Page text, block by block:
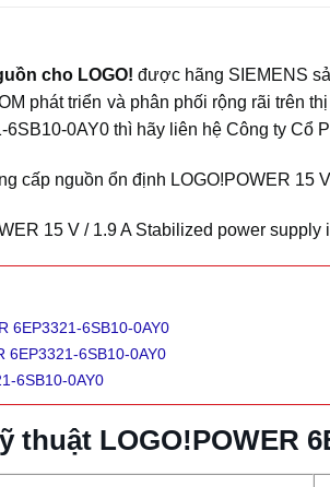
cho LOGO! được hãng SIEMENS
phát triển và phân phối rộng rãi trên
6SB10-0AY0 thì hãy liên hệ Công ty
cấp nguồn ổn định LOGO!POWER 15
15 V / 1.9 A Stabilized power
6EP3321-6SB10-0AY0
6EP3321-6SB10-0AY0
6SB10-0AY0
LOGO!POWER